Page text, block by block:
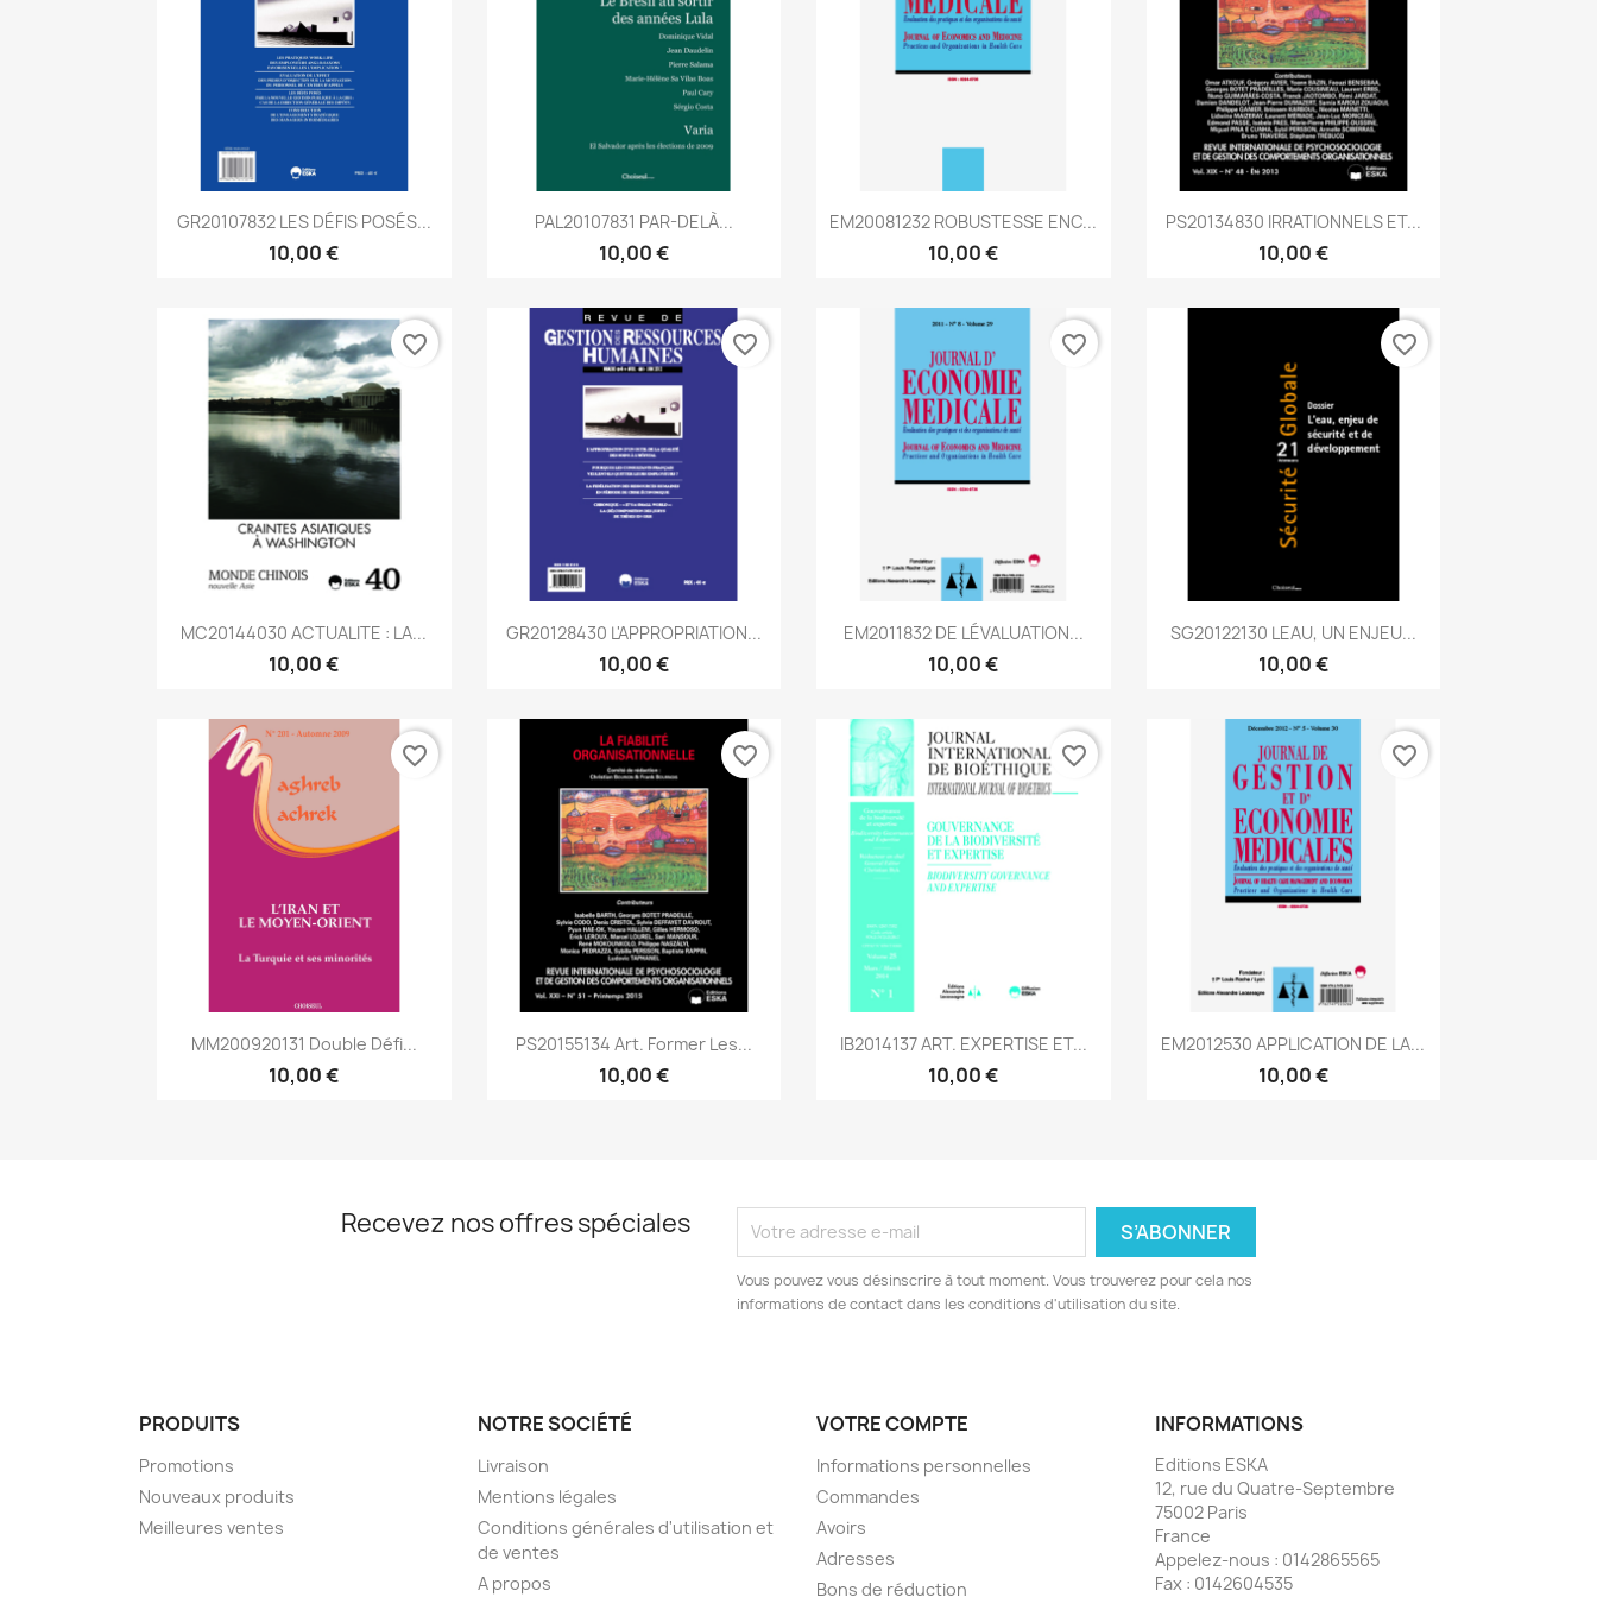
Aperçu rapide
GR20107832 LES DÉFIS POSÉS...
10,00 €
Aperçu rapide
PAL20107831 PAR-DELÀ...
10,00 €
Aperçu rapide
EM20081232 ROBUSTESSE ENC...
10,00 €
Aperçu rapide
PS20134830 IRRATIONNELS ET...
10,00 €
Aperçu rapide
MC20144030 ACTUALITE : LA...
10,00 €
favorite_border
Aperçu rapide
GR20128430 L'APPROPRIATION...
10,00 €
favorite_border
Aperçu rapide
EM2011832 DE LÉVALUATION...
10,00 €
favorite_border
Aperçu rapide
SG20122130 LEAU, UN ENJEU...
10,00 €
favorite_border
Aperçu rapide
MM200920131 Double Défi...
10,00 €
favorite_border
Aperçu rapide
PS20155134 Art. Former Les...
10,00 €
favorite_border
Aperçu rapide
IB2014137 ART. EXPERTISE ET...
10,00 €
favorite_border
Aperçu rapide
EM2012530 APPLICATION DE LA...
10,00 €
favorite_border
Recevez nos offres spéciales
Vous pouvez vous désinscrire à tout moment. Vous trouverez pour cela nos
informations de contact dans les conditions d'utilisation du site.
PRODUITS
Promotions
Nouveaux produits
Meilleures ventes
NOTRE SOCIÉTÉ
Livraison
Mentions légales
Conditions générales d'utilisation et
de ventes
A propos
VOTRE COMPTE
Informations personnelles
Commandes
Avoirs
Adresses
Bons de réduction
INFORMATIONS
Editions ESKA
12, rue du Quatre-Septembre
75002 Paris
France
Appelez-nous : 0142865565
Fax : 0142604535